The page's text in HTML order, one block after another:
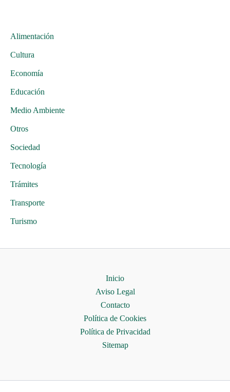
Alimentación
Cultura
Economía
Educación
Medio Ambiente
Otros
Sociedad
Tecnología
Trámites
Transporte
Turismo
Inicio
Aviso Legal
Contacto
Política de Cookies
Política de Privacidad
Sitemap